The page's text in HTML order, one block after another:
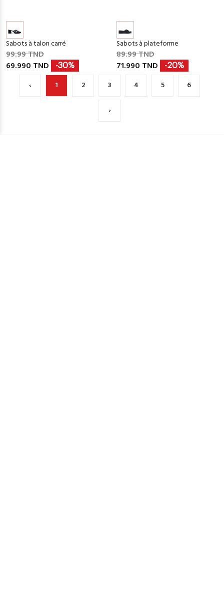
Sabots à talon carré
99.99 TND
69.990 TND
-30%
Sabots à plateforme
89.99 TND
71.990 TND
-20%
‹ 1 2 3 4 5 6
›